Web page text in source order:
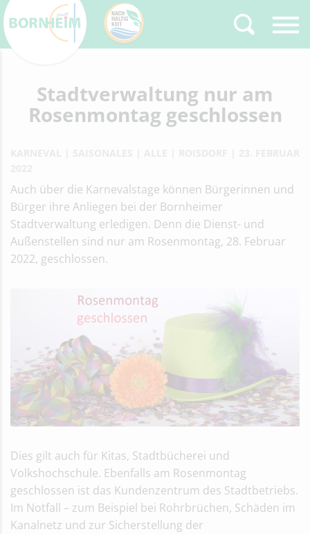
Zurück
Type 2 or more
characters for results.
Stadtverwaltung nur am
Rosenmontag geschlossen
Auch über die Karnevalstage können Bürgerinnen und
Bürger ihre Anliegen bei der Bornheimer
Stadtverwaltung erledigen. Denn die Dienst- und
Außenstellen sind nur am Rosenmontag, 28. Februar
2022, geschlossen.
Dies gilt auch für Kitas, Stadtbücherei und
Volkshochschule. Ebenfalls am Rosenmontag
geschlossen ist das Kundenzentrum des Stadtbetriebs.
Im Notfall – zum Beispiel bei Rohrbrüchen, Schäden im
Kanalnetz und zur Sicherstellung der